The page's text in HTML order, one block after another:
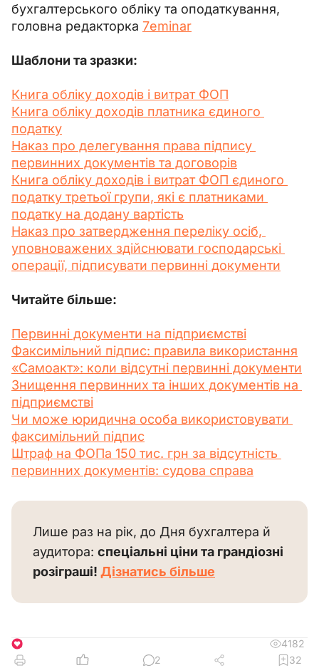
бухгалтерського обліку та оподаткування,
головна редакторка 7eminar
Шаблони та зразки:
Книга обліку доходів і витрат ФОП
Книга обліку доходів платника єдиного
податку
Наказ про делегування права підпису
первинних документів та договорів
Книга обліку доходів і витрат ФОП єдиного
податку третьої групи, які є платниками
податку на додану вартість
Наказ про затвердження переліку осіб,
уповноважених здійснювати господарські
операції, підписувати первинні документи
Читайте більше:
Первинні документи на підприємстві
Факсимільний підпис: правила використання
«Самоакт»: коли відсутні первинні документи
Знищення первинних та інших документів на
підприємстві
Чи може юридична особа використовувати
факсимільний підпис
Штраф на ФОПа 150 тис. грн за відсутність
первинних документів: судова справа
Лише раз на рік, до Дня бухгалтера й
аудитора: спеціальні ціни та грандіозні
розіграші! Дізнатись більше
1
4182
2
32